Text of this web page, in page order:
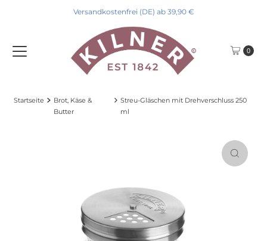
Direkt zum InhaltVersandkostenfrei (DE) ab 39,90 €
0
Startseite
Brot, Käse &
Butter
Streu-Gläschen mit Drehverschluss 250
ml